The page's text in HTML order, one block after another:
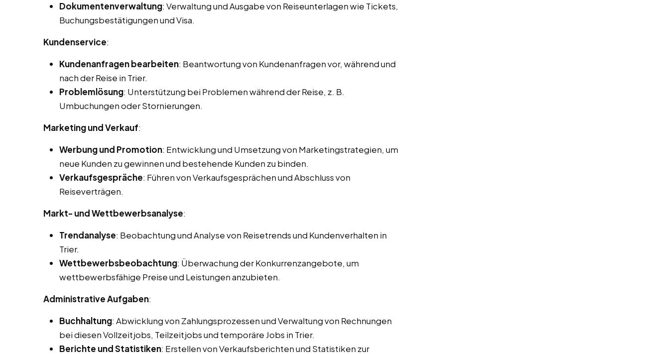
Dokumentenverwaltung: Verwaltung und Ausgabe von Reiseunterlagen wie Tickets,
Buchungsbestätigungen und Visa.
Kundenservice:
Kundenanfragen bearbeiten: Beantwortung von Kundenanfragen vor, während und
nach der Reise in Trier.
Problemlösung: Unterstützung bei Problemen während der Reise, z. B.
Umbuchungen oder Stornierungen.
Marketing und Verkauf:
Werbung und Promotion: Entwicklung und Umsetzung von Marketingstrategien, um
neue Kunden zu gewinnen und bestehende Kunden zu binden.
Verkaufsgespräche: Führen von Verkaufsgesprächen und Abschluss von
Reiseverträgen.
Markt- und Wettbewerbsanalyse:
Trendanalyse: Beobachtung und Analyse von Reisetrends und Kundenverhalten in
Trier.
Wettbewerbsbeobachtung: Überwachung der Konkurrenzangebote, um
wettbewerbsfähige Preise und Leistungen anzubieten.
Administrative Aufgaben:
Buchhaltung: Abwicklung von Zahlungsprozessen und Verwaltung von Rechnungen
bei diesen Vollzeitjobs, Teilzeitjobs und temporäre Jobs in Trier.
Berichte und Statistiken: Erstellen von Verkaufsberichten und Statistiken zur